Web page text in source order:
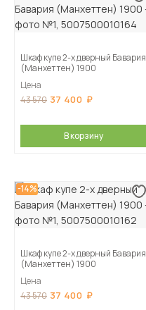
Шкаф купе 2-х дверный Бавария
(Манхеттен) 1900
Цена
43 570 37 400
В корзину
-14%
Шкаф купе 2-х дверный Бавария
(Манхеттен) 1900
Цена
43 570 37 400